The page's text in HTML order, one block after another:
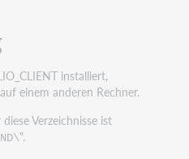
installiert,
einem anderen Rechner.
Verzeichnisse ist
".